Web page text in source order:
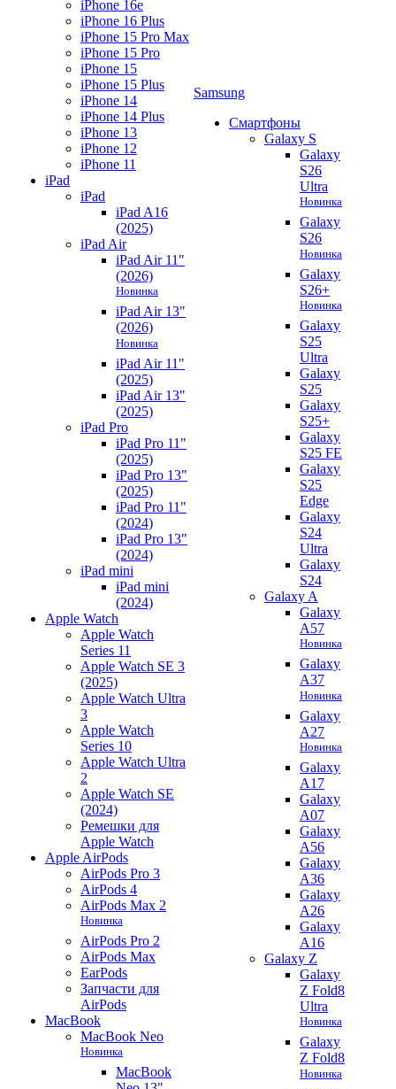
iPhone 16e
iPhone 16 Plus
iPhone 15 Pro Max
iPhone 15 Pro
iPhone 15
iPhone 15 Plus
iPhone 14
iPhone 14 Plus
iPhone 13
iPhone 12
iPhone 11
iPad
iPad
iPad A16
(2025)
iPad Air
iPad Air 11"
(2026)
Новинка
iPad Air 13"
(2026)
Новинка
iPad Air 11"
(2025)
iPad Air 13"
(2025)
iPad Pro
iPad Pro 11"
(2025)
iPad Pro 13"
(2025)
iPad Pro 11"
(2024)
iPad Pro 13"
(2024)
iPad mini
iPad mini
(2024)
Apple Watch
Apple Watch
Series 11
Apple Watch SE 3
(2025)
Apple Watch Ultra
3
Apple Watch
Series 10
Apple Watch Ultra
2
Apple Watch SE
(2024)
Ремешки для
Apple Watch
Apple AirPods
AirPods Pro 3
AirPods 4
AirPods Max 2
Новинка
AirPods Pro 2
AirPods Max
EarPods
Запчасти для
AirPods
MacBook
MacBook Neo
Новинка
MacBook
Samsung
Смартфоны
Galaxy S
Galaxy
S26
Ultra
Новинка
Galaxy
S26
Новинка
Galaxy
S26+
Новинка
Galaxy
S25
Ultra
Galaxy
S25
Galaxy
S25+
Galaxy
S25 FE
Galaxy
S25
Edge
Galaxy
S24
Ultra
Galaxy
S24
Galaxy A
Galaxy
A57
Новинка
Galaxy
A37
Новинка
Galaxy
A27
Новинка
Galaxy
A17
Galaxy
A07
Galaxy
A56
Galaxy
A36
Galaxy
A26
Galaxy
A16
Galaxy Z
Galaxy
Z Fold8
Ultra
Новинка
Galaxy
Z Fold8
Новинка